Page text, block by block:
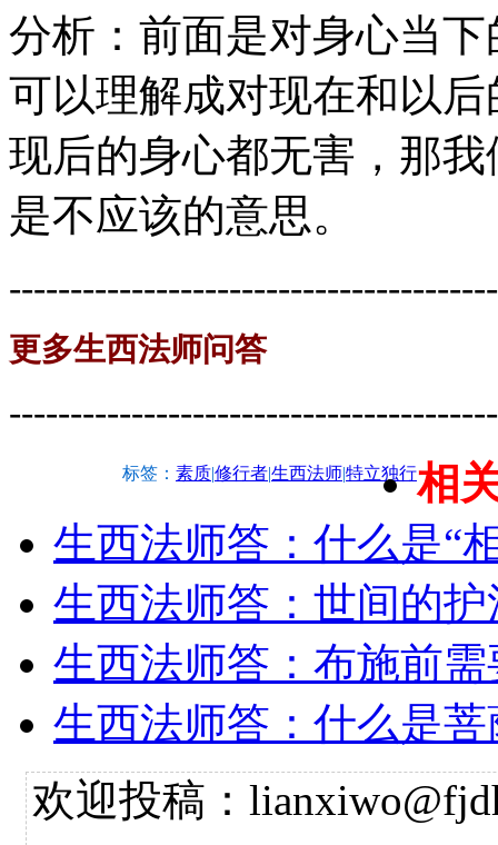
分析：前面是对身心当
可以理解成对现在和以
现后的身心都无害，那
是不应该的意思。
更多生西法师问答
标签： 素质|修行者|生西法师|特立独行相
生西法师答：什么是“
生西法师答：世间的
生西法师答：布施前
生西法师答：什么是
欢迎投稿：